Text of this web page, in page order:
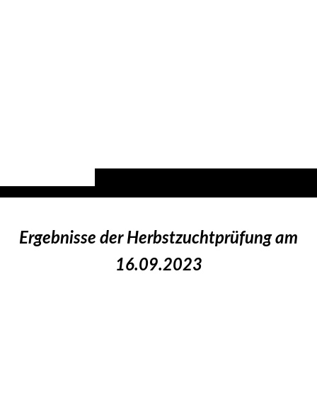
Ergebnisse der Herbstzuchtprüfung am
16.09.2023